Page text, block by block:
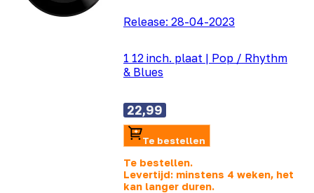
Release: 28-04-2023
1 12 inch. plaat | Pop / Rhythm
& Blues
22,99
Te bestellen
Te bestellen.
Levertijd: minstens 4 weken, het
kan langer duren.